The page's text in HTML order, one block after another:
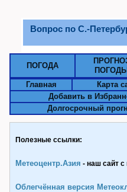
Вопрос по С.-
ПОГОДА
ПОГОДЫ
Главная
Карта
Добавить в
Долгосрочный
Полезные ссылки:
Метеоцентр.Азия - наш сайт
Облегчённая версия